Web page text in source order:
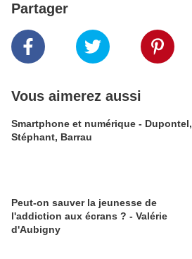
Partager
Vous aimerez aussi
Smartphone et numérique - Dupontel,
Stéphant, Barrau
Peut-on sauver la jeunesse de
l'addiction aux écrans ? - Valérie
d'Aubigny